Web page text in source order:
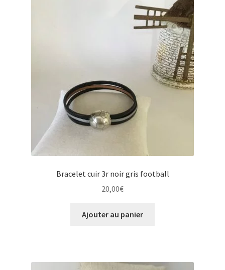
Bracelet cuir 3r noir gris football
20,00€
Ajouter au panier